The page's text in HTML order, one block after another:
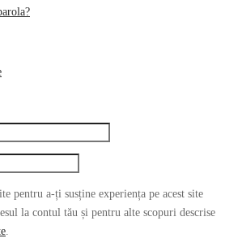
pentru a-ți susține experiența pe acest site
la contul tău și pentru alte scopuri descrise
.